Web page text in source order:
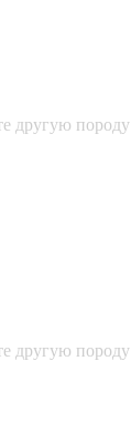
другую породу
другую породу